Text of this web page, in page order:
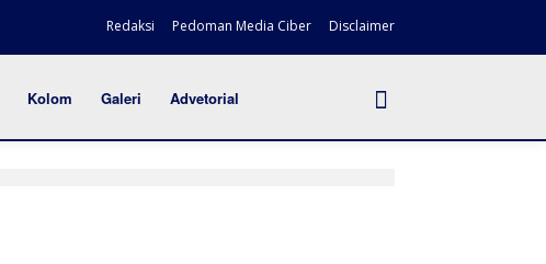
Redaksi Pedoman Media Ciber Disclaimer
Kolom Galeri Advetorial